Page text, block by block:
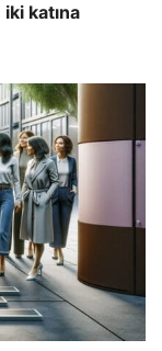
iki katına